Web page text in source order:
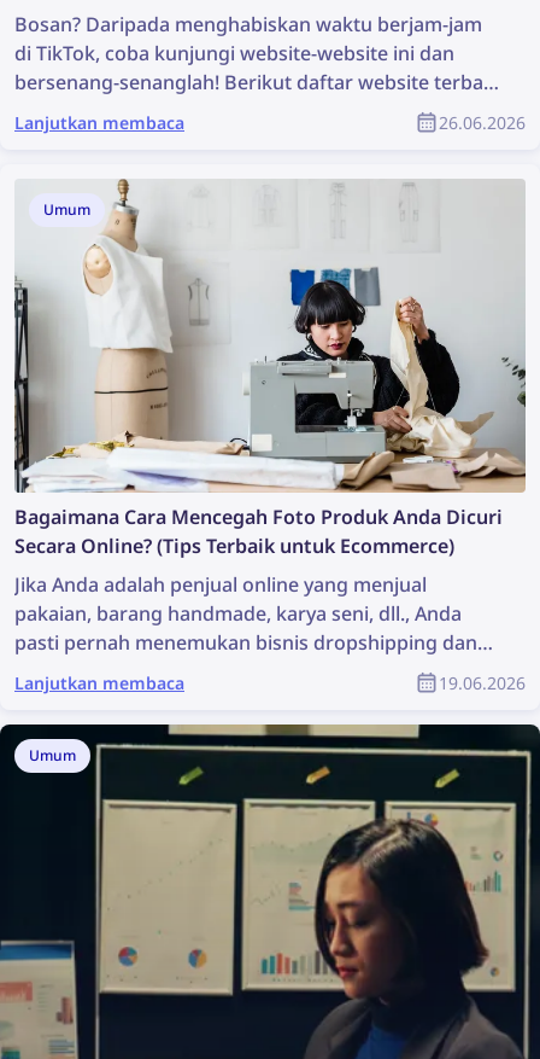
Bosan? Daripada menghabiskan waktu berjam-jam
di TikTok, coba kunjungi website-website ini dan
bersenang-senanglah! Berikut daftar website terbaik
yang bisa kamu buka saat bosan — mulai dari game
seru hingga eksplorasi web.
Lanjutkan membaca 26.06.2026
Umum
Bagaimana Cara Mencegah Foto Produk Anda Dicuri
Secara Online? (Tips Terbaik untuk Ecommerce)
Jika Anda adalah penjual online yang menjual
pakaian, barang handmade, karya seni, dll., Anda
pasti pernah menemukan bisnis dropshipping dan
penjual palsu yang mencuri foto produk Anda.
Sering kali rasanya mustahil untuk menemukan
semua penjual palsu dan menghapus foto-foto
tersebut. Namun, tantangan ini tidak sebesar
kelihatannya – dengan teknologi pencarian gambar
terbalik, kini lebih mudah dari sebelumnya untuk
menemukan pelanggaran hak cipta online dan
mencegahnya. Artikel ini menjelaskan bagaimana
Anda dapat menemukan dan menghapus gambar
curian dari internet hanya dalam beberapa langkah
sederhana menggunakan pencarian gambar terbalik
dan permintaan penghapusan yang tepat.
Lanjutkan membaca 19.06.2026
Umum